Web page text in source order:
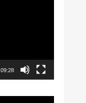
09:28